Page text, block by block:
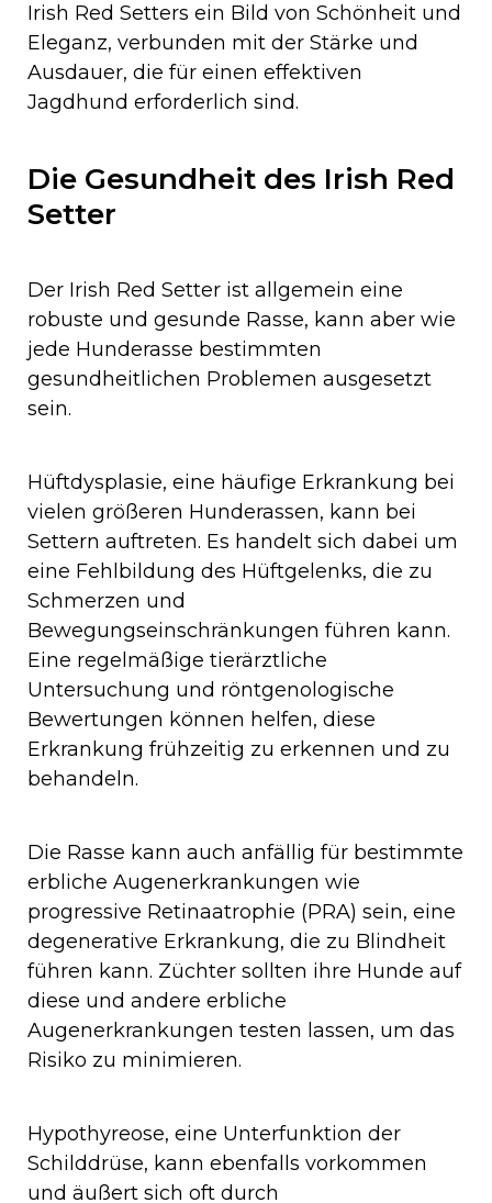
Irish Red Setters ein Bild von Schönheit und
Eleganz, verbunden mit der Stärke und
Ausdauer, die für einen effektiven
Jagdhund erforderlich sind.
Die Gesundheit des Irish Red
Setter
Der Irish Red Setter ist allgemein eine
robuste und gesunde Rasse, kann aber wie
jede Hunderasse bestimmten
gesundheitlichen Problemen ausgesetzt
sein.
Hüftdysplasie, eine häufige Erkrankung bei
vielen größeren Hunderassen, kann bei
Settern auftreten. Es handelt sich dabei um
eine Fehlbildung des Hüftgelenks, die zu
Schmerzen und
Bewegungseinschränkungen führen kann.
Eine regelmäßige tierärztliche
Untersuchung und röntgenologische
Bewertungen können helfen, diese
Erkrankung frühzeitig zu erkennen und zu
behandeln.
Die Rasse kann auch anfällig für bestimmte
erbliche Augenerkrankungen wie
progressive Retinaatrophie (PRA) sein, eine
degenerative Erkrankung, die zu Blindheit
führen kann. Züchter sollten ihre Hunde auf
diese und andere erbliche
Augenerkrankungen testen lassen, um das
Risiko zu minimieren.
Hypothyreose, eine Unterfunktion der
Schilddrüse, kann ebenfalls vorkommen
und äußert sich oft durch